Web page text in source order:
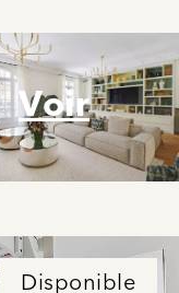
Voir
Disponible